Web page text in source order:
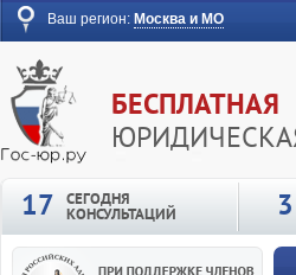
Ваш регион: Москва и МО
БЕСПЛАТНАЯ
17
СЕГОДНЯ
КОНСУЛЬТАЦИЙ